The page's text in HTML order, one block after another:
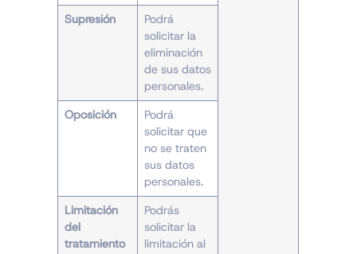
Supresión
Podrá
solicitar la
eliminación
de sus datos
personales.
Oposición
Podrá
solicitar que
no se traten
sus datos
personales.
Limitación
del
tratamiento
Podrás
solicitar la
limitación al